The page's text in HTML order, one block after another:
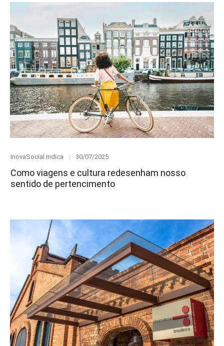
Category
InovaSocial Indica
Posted
30/07/2025
Como viagens e cultura redesenham nosso
sentido de pertencimento